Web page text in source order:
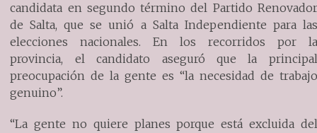
candidata en segundo término del Partido Renovador
de Salta, que se unió a Salta Independiente para las
elecciones nacionales. En los recorridos por la
provincia, el candidato aseguró que la principal
preocupación de la gente es “la necesidad de trabajo
genuino”.
“La gente no quiere planes porque está excluida del